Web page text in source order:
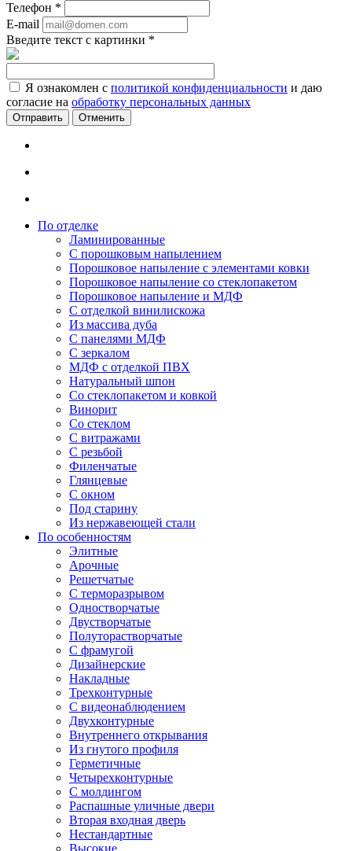
Телефон *
E-mail
Введите текст с картинки *
Я ознакомлен с политикой конфиденциальности и даю
согласие на обработку персональных данных
Отменить
По отделке
Ламинированные
С порошковым напылением
Порошковое напыление с элементами ковки
Порошковое напыление со стеклопакетом
Порошковое напыление и МДФ
С отделкой винилискожа
Из массива дуба
С панелями МДФ
С зеркалом
МДФ с отделкой ПВХ
Натуральный шпон
Со стеклопакетом и ковкой
Винорит
Со стеклом
С витражами
С резьбой
Филенчатые
Глянцевые
С окном
Под старину
Из нержавеющей стали
По особенностям
Элитные
Арочные
Решетчатые
С терморазрывом
Одностворчатые
Двустворчатые
Полуторастворчатые
С фрамугой
Дизайнерские
Накладные
Трехконтурные
С видеонаблюдением
Двухконтурные
Внутреннего открывания
Из гнутого профиля
Герметичные
Четырехконтурные
С молдингом
Распашные уличные двери
Вторая входная дверь
Нестандартные